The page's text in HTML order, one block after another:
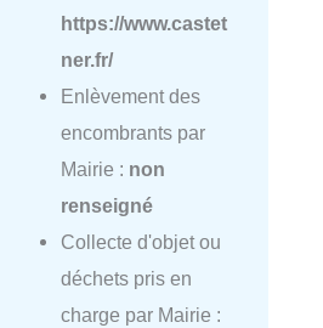
https://www.castet
ner.fr/
Enlèvement des
encombrants par
Mairie : non
renseigné
Collecte d'objet ou
déchets pris en
charge par Mairie :